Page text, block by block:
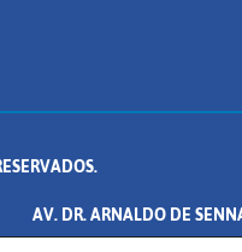
AV. DR. ARNALDO DE